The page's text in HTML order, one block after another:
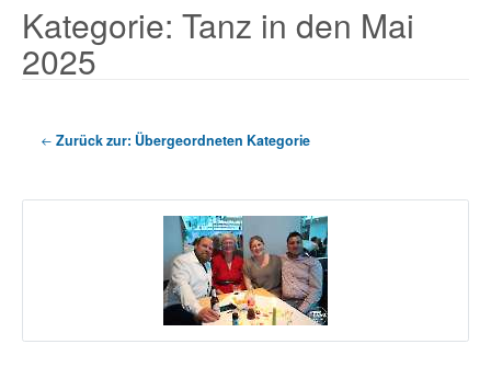
Kategorie: Tanz in den Mai
2025
Zurück zur: Übergeordneten Kategorie